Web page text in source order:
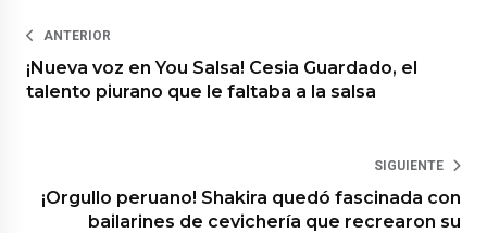
ANTERIOR
¡Nueva voz en You Salsa! Cesia Guardado, el
talento piurano que le faltaba a la salsa
SIGUIENTE
¡Orgullo peruano! Shakira quedó fascinada con
bailarines de cevichería que recrearon su